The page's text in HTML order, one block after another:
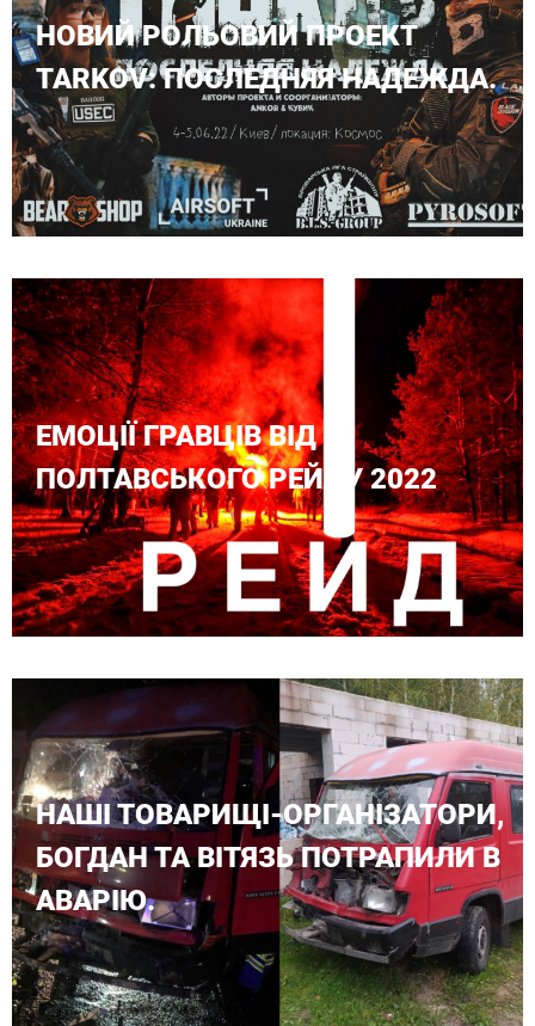
НОВИЙ РОЛЬОВИЙ ПРОЕКТ
TARKOV: ПОСЛЕДНЯЯ НАДЕЖДА.
ЕМОЦІЇ ГРАВЦІВ ВІД
ПОЛТАВСЬКОГО РЕЙДУ 2022
НАШІ ТОВАРИЩІ-ОРГАНІЗАТОРИ,
БОГДАН ТА ВІТЯЗЬ ПОТРАПИЛИ В
АВАРІЮ.